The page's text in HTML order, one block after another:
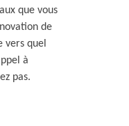
que vous
de
vers quel
à
pas.